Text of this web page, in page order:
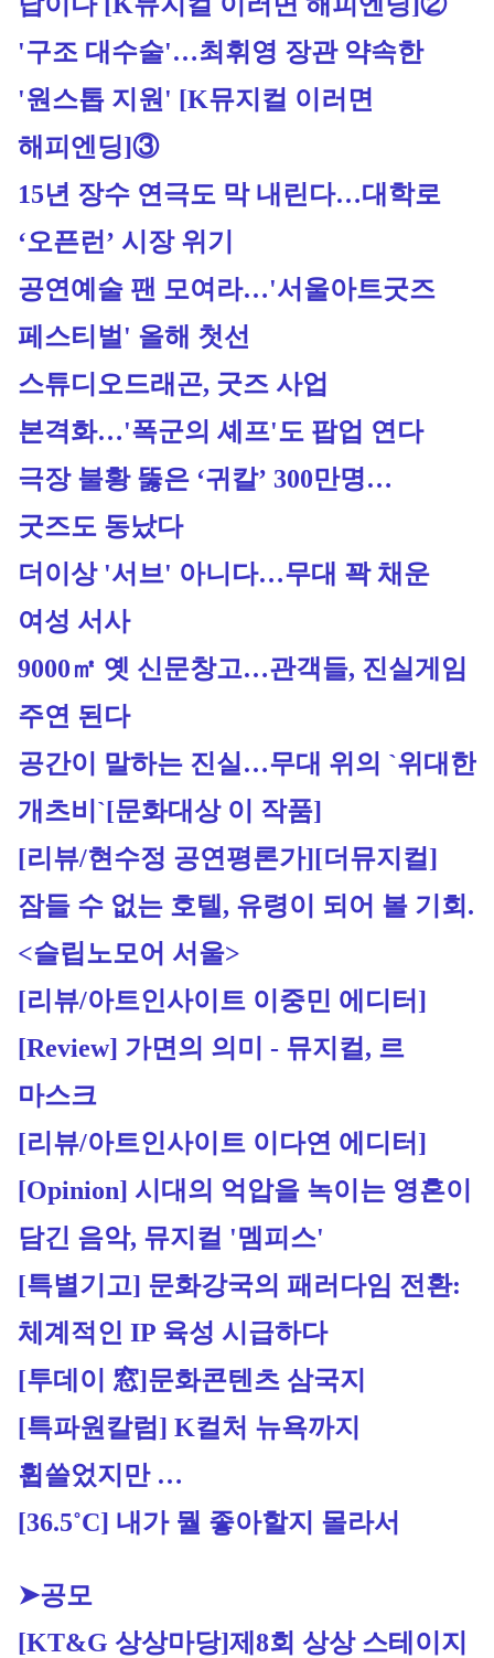
'구조 대수술'…최휘영 장관 약속한
'원스톱 지원' [K뮤지컬 이러면
해피엔딩]③
15년 장수 연극도 막 내린다…대학로
‘오픈런’ 시장 위기
공연예술 팬 모여라…'서울아트굿즈
페스티벌' 올해 첫선
스튜디오드래곤, 굿즈 사업
본격화…'폭군의 셰프'도 팝업 연다
극장 불황 뚫은 ‘귀칼’ 300만명…
굿즈도 동났다
더이상 '서브' 아니다…무대 꽉 채운
여성 서사
9000㎡ 옛 신문창고…관객들, 진실게임
주연 된다
공간이 말하는 진실…무대 위의 `위대한
개츠비`[문화대상 이 작품]
[리뷰/현수정 공연평론가][더뮤지컬]
잠들 수 없는 호텔, 유령이 되어 볼 기회.
<슬립노모어 서울>
[리뷰/아트인사이트 이중민 에디터]
[Review] 가면의 의미 - 뮤지컬, 르
마스크
[리뷰/아트인사이트 이다연 에디터]
[Opinion] 시대의 억압을 녹이는 영혼이
담긴 음악, 뮤지컬 '멤피스'
[특별기고] 문화강국의 패러다임 전환:
체계적인 IP 육성 시급하다
[투데이 窓]문화콘텐츠 삼국지
[특파원칼럼] K컬처 뉴욕까지
휩쓸었지만 …
[36.5˚C] 내가 뭘 좋아할지 몰라서
➤공모
[KT&G 상상마당]제8회 상상 스테이지